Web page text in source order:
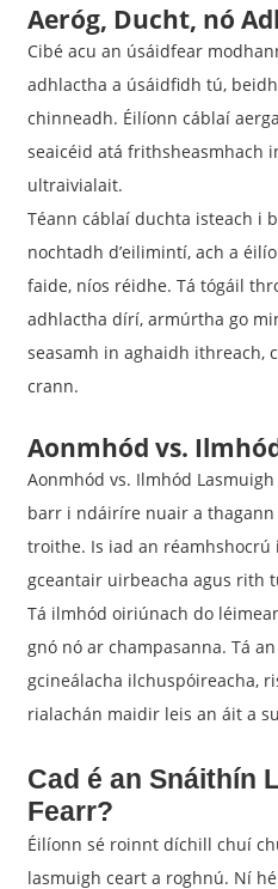
Aeróg, Ducht, nó
Cibé acu an úsáidfear
adhlactha a úsáidfidh tú,
chinneadh. Éilíonn cáblaí
seaicéid atá frithsheasmhach
ultraivialait.
Téann cáblaí duchta isteach i
nochtadh d’eilimintí, ach a
faide, níos réidhe. Tá tógáil
adhlactha dírí, armúrtha go
seasamh in aghaidh ithreach,
crann.
Aonmhód vs.
Aonmhód vs. Ilmhód
barr i ndáiríre nuair a
troithe. Is iad an réamhshocrú
gceantair uirbeacha agus rith
Tá ilmhód oiriúnach do
gnó nó ar champasanna. Tá
gcineálacha ilchuspóireacha,
rialachán maidir leis an áit a
Cad é an Snáithín
Fearr?
Éilíonn sé roinnt díchill chuí
lasmuigh ceart a roghnú. Ní